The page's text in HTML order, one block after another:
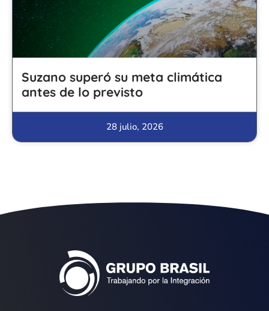
Suzano superó su meta climática
antes de lo previsto
28 julio, 2026